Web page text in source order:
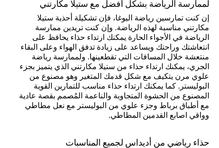
لممارسة الرياضة بشكل أفضل مع ستيلا مكارتني
إن كنت تمارسين رياضة اليوغا، فإن تشكيلة أحذية ستيلا
مكارتني مناسبة لهذه الرياضة. وإن كنت تريدين ممارسة
الرياضة في الأجواء الحارة يمكنك ارتداء حذاء يحافظ على
انتعاشتك وراحتك ويساعد على زيادة تدفق الهواء وعلى البقاء
منتعشة خلال المسافات التي تقطعينها. ولممارسة رياضة
الجري، يمكنك ارتداء حذاء من ستيلا مكارتني الذي يتميز بجزء
علوي مرن يتكيف مع شكل قدمك المتغير وهو مصنوع من
البوليستر. كما يمكنك ارتداء حذاء مناسب للتمارين القوية
المصنوع من الحشوة المتجاوبة والناعمة المُصمم بقصة عادية
مع أطباق برباط وجزء علوي من البوليستر مع نعل مطاطي
وواقي اصابع القدمين المطاطي.
حذاء رياضي من أديداس لجميع المناسبات